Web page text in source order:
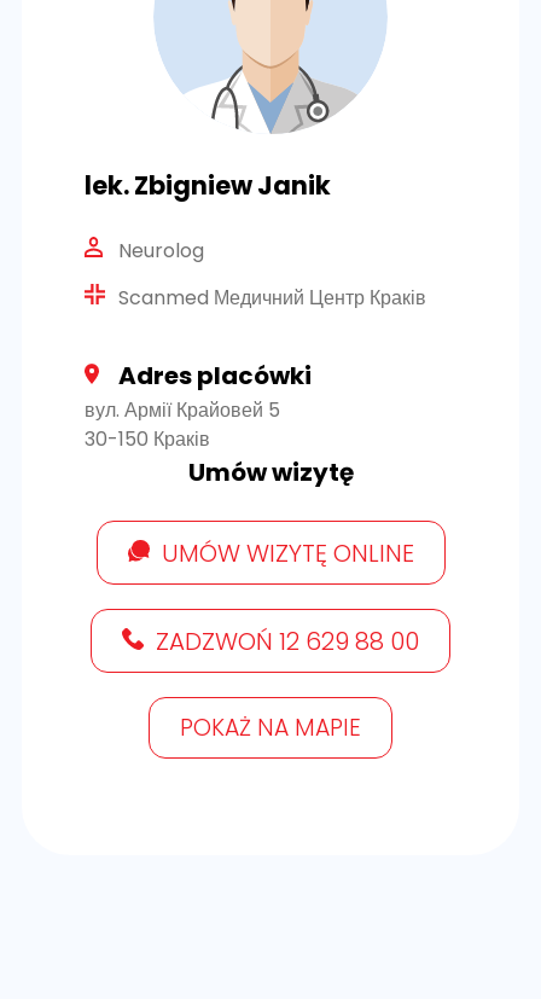
lek. Zbigniew Janik
Neurolog
Scanmed Медичний Центр Краків
Adres placówki
вул. Армії Крайовей 5
30-150 Краків
Umów wizytę
UMÓW WIZYTĘ ONLINE
ZADZWOŃ 12 629 88 00
POKAŻ NA MAPIE